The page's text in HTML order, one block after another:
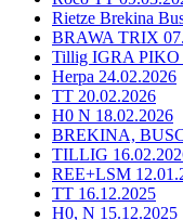
Rietze Brekina
BRAWA TRIX
Tillig IGRA PIKO
Herpa 24.02.2026
TT 20.02.2026
H0 N 18.02.2026
BREKINA,
TILLIG
REE+LSM
TT 16.12.2025
H0, N 15.12.2025